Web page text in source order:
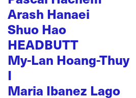
Arash Hanaei
Shuo Hao
HEADBUTT
My-Lan Hoang-Thuy
I
Maria Ibanez Lago